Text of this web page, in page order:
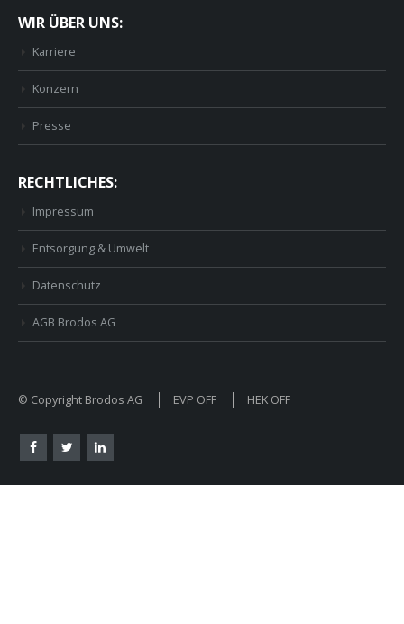
WIR ÜBER UNS:
Karriere
Konzern
Presse
RECHTLICHES:
Impressum
Entsorgung & Umwelt
Datenschutz
AGB Brodos AG
© Copyright Brodos AG EVP OFF HEK OFF